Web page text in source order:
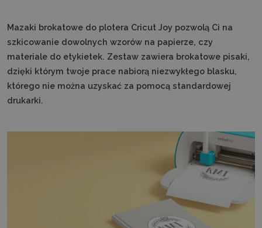
Mazaki brokatowe do plotera Cricut Joy pozwolą Ci na
szkicowanie dowolnych wzorów na papierze, czy
materiale do etykietek. Zestaw zawiera brokatowe pisaki,
dzięki którym twoje prace nabiorą niezwykłego blasku,
którego nie można uzyskać za pomocą standardowej
drukarki.